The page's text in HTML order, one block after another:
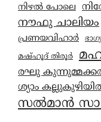
നിഴൽ പോലെ
നൗഫു ചാലിയം
പ്രണയവിഹാർ
മഷ്ഹൂദ് തിരൂർ
രഘു
ശ്യാം
സൽമാൻ